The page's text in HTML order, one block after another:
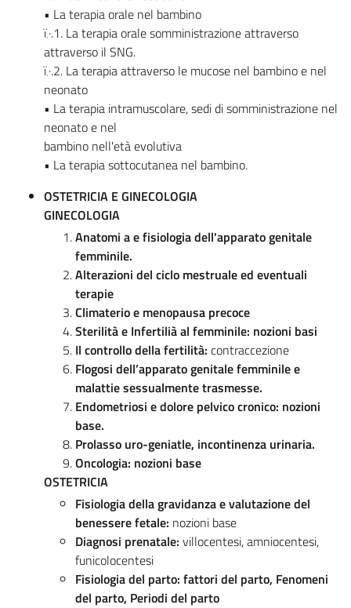
• La terapia orale nel bambino
ï‚·.1. La terapia orale somministrazione attraverso
attraverso il SNG.
ï‚·.2. La terapia attraverso le mucose nel bambino e nel
neonato
• La terapia intramuscolare, sedi di somministrazione nel
neonato e nel
bambino nell'età evolutiva
• La terapia sottocutanea nel bambino.
OSTETRICIA E GINECOLOGIA
GINECOLOGIA
Anatomi a e fisiologia dell'apparato genitale
femminile.
Alterazioni del ciclo mestruale ed eventuali
terapie
Climaterio e menopausa precoce
Sterilità e Infertilià al femminile: nozioni basi
Il controllo della fertilità: contraccezione
Flogosi dell’apparato genitale femminile e
malattie sessualmente trasmesse.
Endometriosi e dolore pelvico cronico: nozioni
base.
Prolasso uro-geniatle, incontinenza urinaria.
Oncologia: nozioni base
OSTETRICIA
Fisiologia della gravidanza e valutazione del
benessere fetale: nozioni base
Diagnosi prenatale: villocentesi, amniocentesi,
funicolocentesi
Fisiologia del parto: fattori del parto, Fenomeni
del parto, Periodi del parto